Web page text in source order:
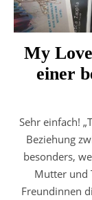
My
einer
Sehr einfach!
Beziehung
besonders,
Mutter und
Freundinnen